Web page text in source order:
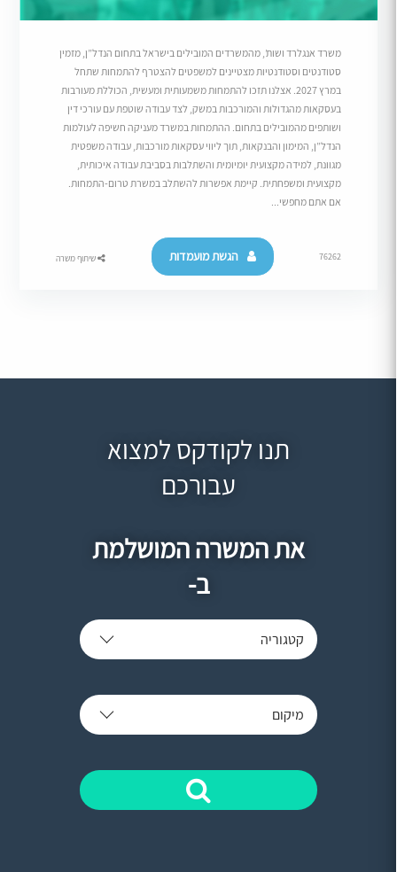
משרד אנגלרד ושות’, מהמשרדים המובילים בישראל בתחום הנדל”ן, מזמין
סטודנטים וסטודנטיות מצטיינים למשפטים להצטרף להתמחות שתחל
במרץ 2027. אצלנו תזכו להתמחות משמעותית ומעשית, הכוללת מעורבות
בעסקאות מהגדולות והמורכבות במשק, לצד עבודה שוטפת עם עורכי דין
ושותפים מהמובילים בתחום. ההתמחות במשרד מעניקה חשיפה לעולמות
הנדל”ן, המימון והבנקאות, תוך ליווי עסקאות מורכבות, עבודה משפטית
מגוונת, למידה מקצועית יומיומית והשתלבות בסביבת עבודה איכותית,
מקצועית ומשפחתית. קיימת אפשרות להשתלב במשרת טרום-התמחות.
אם אתם מחפשי...
76262 הגשת מועמדות שיתוף משרה
תנו לקודקס למצוא
עבורכם
את המשרה המושלמת
ב-
קטגוריה
מיקום